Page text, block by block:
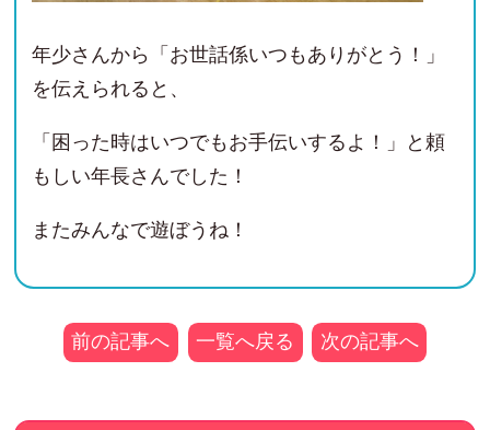
年少さんから「お世話係いつもありがとう！」
を伝えられると、
「困った時はいつでもお手伝いするよ！」と頼
もしい年長さんでした！
またみんなで遊ぼうね！
前の記事へ 一覧へ戻る 次の記事へ